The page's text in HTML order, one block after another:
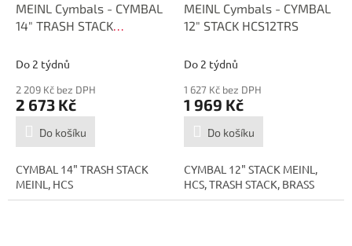
MEINL Cymbals - CYMBAL
14" TRASH STACK
Do 2 týdnů
2 209 Kč bez DPH
2 673 Kč
Do košíku
CYMBAL 14" TRASH STACK
MEINL, HCS
MEINL Cymbals - CYMBAL
12" STACK HCS12TRS
Do 2 týdnů
1 627 Kč bez DPH
1 969 Kč
Do košíku
CYMBAL 12" STACK MEINL,
HCS, TRASH STACK, BRASS